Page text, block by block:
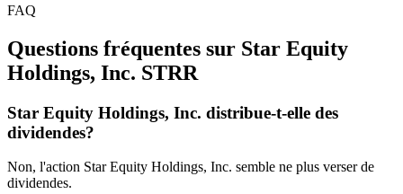
FAQ
Questions fréquentes sur Star Equity
Holdings, Inc. STRR
Star Equity Holdings, Inc. distribue-t-elle des
dividendes?
Non, l'action Star Equity Holdings, Inc. semble ne plus verser de
dividendes.